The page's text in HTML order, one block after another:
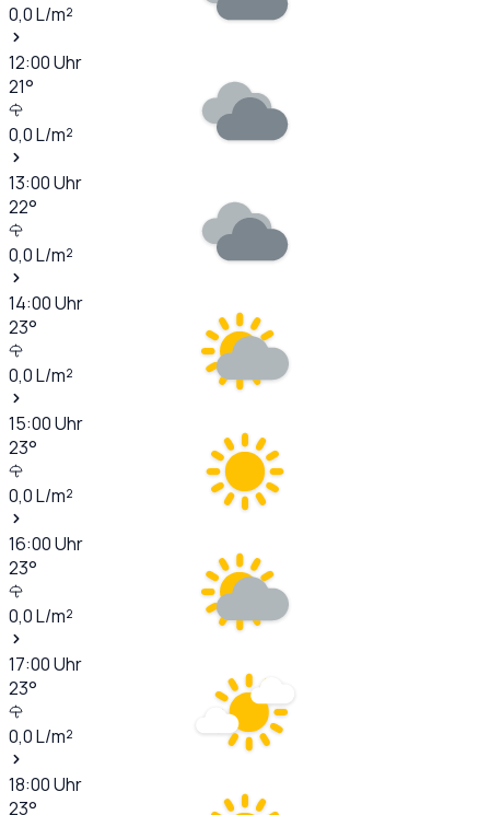
0,0L/m²
12:00Uhr
21°
0,0L/m²
13:00Uhr
22°
0,0L/m²
14:00Uhr
23°
0,0L/m²
15:00Uhr
23°
0,0L/m²
16:00Uhr
23°
0,0L/m²
17:00Uhr
23°
0,0L/m²
18:00Uhr
23°